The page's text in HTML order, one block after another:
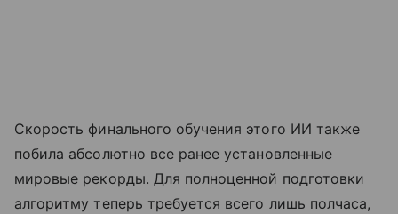
Скорость финального обучения этого ИИ также
побила абсолютно все ранее установленные
мировые рекорды. Для полноценной подготовки
алгоритму теперь требуется всего лишь полчаса,